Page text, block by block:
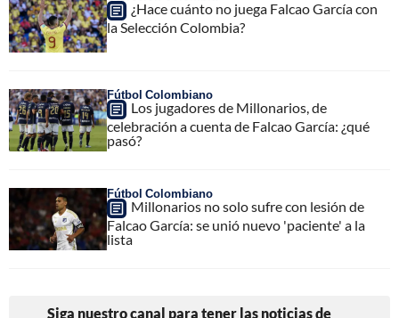
¿Hace cuánto no juega Falcao García con
la Selección Colombia?
Fútbol Colombiano
Los jugadores de Millonarios, de
celebración a cuenta de Falcao García: ¿qué
pasó?
Fútbol Colombiano
Millonarios no solo sufre con lesión de
Falcao García: se unió nuevo 'paciente' a la
lista
Siga nuestro canal para tener las noticias de